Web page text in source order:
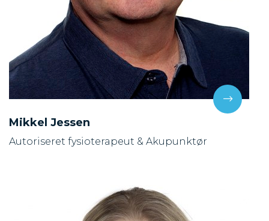
Mikkel Jessen
Autoriseret fysioterapeut & Akupunktør